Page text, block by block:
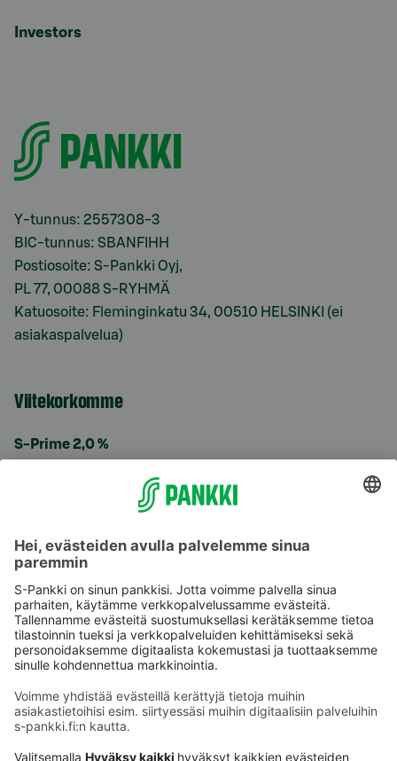
Investors
Y-tunnus: 2557308-3
BIC-tunnus: SBANFIHH
Postiosoite: S-Pankki Oyj,
PL 77, 00088 S-RYHMÄ
Katuosoite: Fleminginkatu 34, 00510 HELSINKI (ei
asiakaspalvelua)
Viitekorkomme
S-Prime 2,0 %
Käyttöehdot
Saavutettavuusseloste